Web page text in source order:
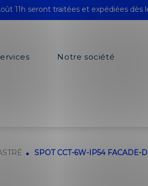
11h seront traitées et expédiées
Notre société
SPOT CCT-6W-IP54 FACADE-